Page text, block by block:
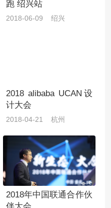
跑 绍兴站
2018-06-09 绍兴
2018 alibaba UCAN设
计大会
2018-04-21 杭州
2018年中国联通合作伙